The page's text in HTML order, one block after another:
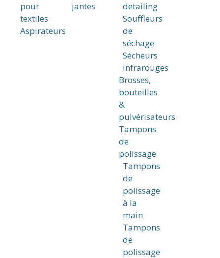
pour
textiles
Aspirateurs
jantes
detailing
Souffleurs
de
séchage
Sécheurs
infrarouges
Brosses,
bouteilles
&
pulvérisateurs
Tampons
de
polissage
Tampons
de
polissage
à la
main
Tampons
de
polissage